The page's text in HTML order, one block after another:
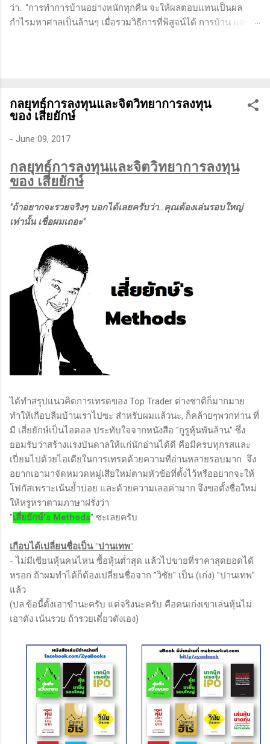
ว่า.. “การทำการบ้านอย่างหนักทุกคืน จะให้ผลตอบแทนเป็นผล
กำไรมหาศาลเป็นล้านๆ เมื่อรวมวิธีการที่พิสูจน์ได้ การบ้าน และ
ในอนาคต การลงรายละเอียดในการวิเคราะห์นี้จะช่วยให้คุณ
สามารถเข้าใจตลาดและรู้จักจังหวะที่เหมาะสมในการเข้าเทรด . -
วิธีการที่พิสูจน์แล้วว่าทำเงินได้จริงและทำซ้ำได้ตลอด (Method):
การมีระบบหรือกลยุทธ์ที่ชัดเจนในการเทรดเป็นสิ่งสำคัญ เพราะจะ
ใช้ได้เมื่อตลาดมีการเปลี่ยนแปลง . - ความอดทน (Patience): การ
รอคอยและไม่รีบร้อนถือเป็นคุณสมบัติที่สำคัญในนักเทรด ความ
จังหวะที่ดี...
กลยุทธ์การลงทุนและจิตวิทยาการลงทุน
ของ เสี่ยยักษ์
- June 09, 2017
กลยุทธ์การลงทุนและจิตวิทยาการลงทุน
ของ เสี่ยยักษ์
"ถ้าอยากจะรวยจริงๆ บอกได้เลยครับว่า...คุณต้องเล่นรอบใหญ่
เท่านั้น เชื่อผมเถอะ"
ได้ทำสรุปแนวคิดการเทรดของ Top Trader ต่างชาติก็มากมาย
ทำให้เกือบลืมบ้านเราไปซะ สำหรับผมแล้วนะ, ก็คล้ายๆพวกท่าน ที่
มี เสี่ยยักษ์เป็นไอดอล ประทับใจจากหนังสือ "กูรูหุ้นพันล้าน" ซึ่ง
ยอมรับว่าสร้างแรงบันดาลให้แก่นักอ่านได้ดี คือมีครบทุกรสและ
เปี่ยมไปด้วยไอเดียในการเทรดด้วยความที่อ่านหลายรอบมาก จึง
อยากเอามาจัดหมวดหมู่เสียใหม่ตามหัวข้อที่ตั้งไว้หรืออยากจะให้
โฟกัสเพราะเน้นย้ำบ่อย และด้วยความเลอค่ามาก จึงขอตั้งชื่อใหม่
ให้หรูหราตามภาษาฝรั่งว่า
"เสี่ยยักษ์'s Methods" ซะเลยครับ
เกือบได้เปลี่ยนชื่อเป็น "ปานเทพ"
- ไม่มีเซียนหุ้นคนไหน ซื้อหุ้นต่ำสุด แล้วไปขายที่ราคาสุดยอดได้
หรอก ถ้าผมทำได้ก็ต้องเปลี่ยนชื่อจาก "วิชัย" เป็น (เก่ง) "ปานเทพ"
แล้ว
(ปล.ข้อนี้ตั้งเอาขำนะครับ แต่จริงนะครับ คือคนเก่งเขาเล่นหุ้นไม่
เอาดัง เน้นรวย ถ้ารวยเดี๋ยวดังเอง)